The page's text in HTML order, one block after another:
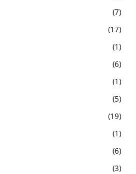
7
17
1
6
1
5
19
1
6
3